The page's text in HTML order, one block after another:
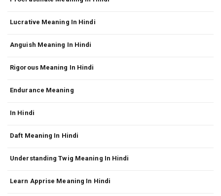
Lucrative Meaning In Hindi
Anguish Meaning In Hindi
Rigorous Meaning In Hindi
Endurance Meaning
In Hindi
Daft Meaning In Hindi
Understanding Twig Meaning In Hindi
Learn Apprise Meaning In Hindi